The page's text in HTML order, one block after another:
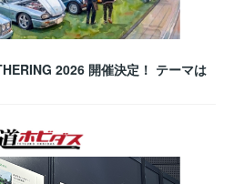
2026 開催決定！ テーマは